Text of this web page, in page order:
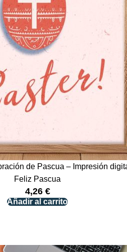
de Pascua – Impresión
Feliz Pascua
4,26 €
Añadir al carrito